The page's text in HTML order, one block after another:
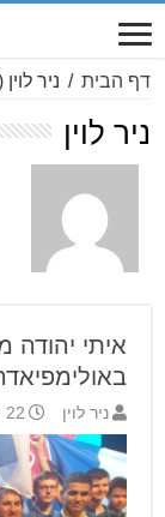
דף הבית / ניר לוין
ניר לוין
איתי יהודה
ניר לוין 22 יולי 2019 13:12